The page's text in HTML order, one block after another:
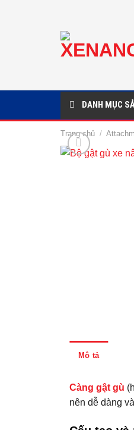
DANH MỤC
Trang chủ /
Mô tả
Càng gật gù
nên dễ dàng